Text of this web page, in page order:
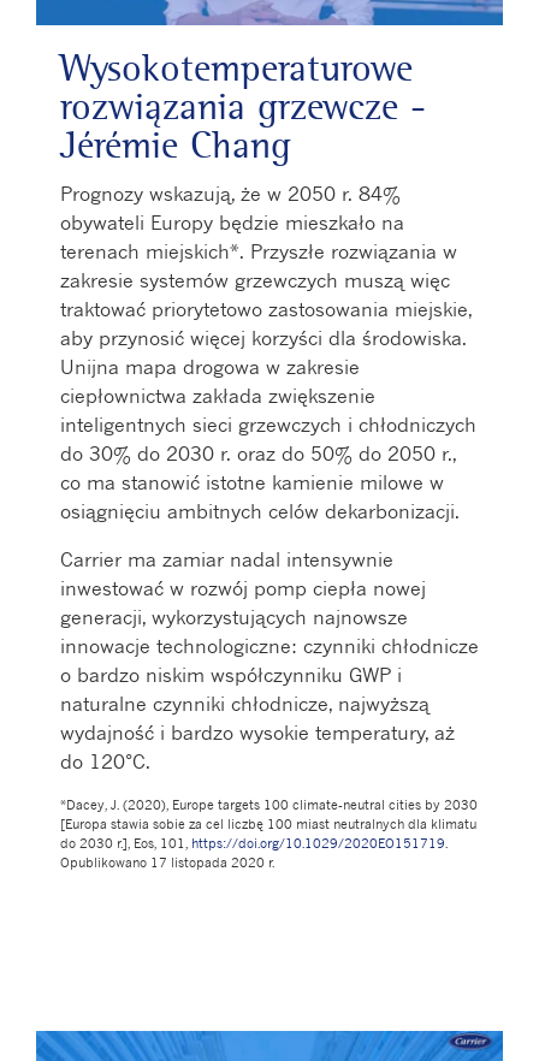
Wysokotemperaturowe
rozwiązania grzewcze -
Jérémie Chang
Prognozy wskazują, że w 2050 r. 84%
obywateli Europy będzie mieszkało na
terenach miejskich*. Przyszłe rozwiązania w
zakresie systemów grzewczych muszą więc
traktować priorytetowo zastosowania miejskie,
aby przynosić więcej korzyści dla środowiska.
Unijna mapa drogowa w zakresie
ciepłownictwa zakłada zwiększenie
inteligentnych sieci grzewczych i chłodniczych
do 30% do 2030 r. oraz do 50% do 2050 r.,
co ma stanowić istotne kamienie milowe w
osiągnięciu ambitnych celów dekarbonizacji.
Carrier ma zamiar nadal intensywnie
inwestować w rozwój pomp ciepła nowej
generacji, wykorzystujących najnowsze
innowacje technologiczne: czynniki chłodnicze
o bardzo niskim współczynniku GWP i
naturalne czynniki chłodnicze, najwyższą
wydajność i bardzo wysokie temperatury, aż
do 120°C.
*Dacey, J. (2020), Europe targets 100 climate-neutral cities by 2030
[Europa stawia sobie za cel liczbę 100 miast neutralnych dla klimatu
do 2030 r.], Eos, 101, https://doi.org/10.1029/2020EO151719.
Opublikowano 17 listopada 2020 r.